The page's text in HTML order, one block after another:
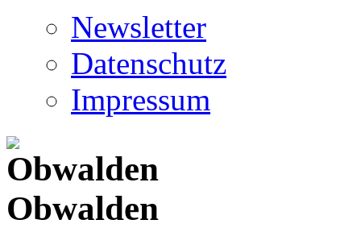
Newsletter
Datenschutz
Impressum
Obwalden